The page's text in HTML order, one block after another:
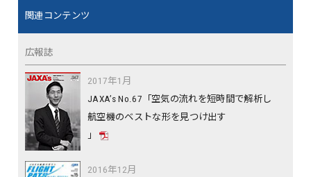
関連コンテンツ
広報誌
2017年1月
JAXA’s No.67「空気の流れを短時間で解析し
航空機のベストな形を見つけ出す
」
2016年12月